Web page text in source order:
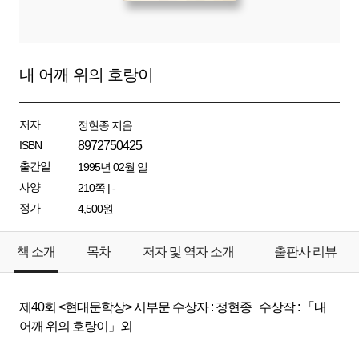
내 어깨 위의 호랑이
저자
정현종 지음
ISBN
8972750425
출간일
1995년 02월 일
사양
210쪽 | -
정가
4,500원
책 소개 목차 저자 및 역자 소개 출판사 리뷰
제40회 <현대문학상> 시부문 수상자 : 정현종 수상작 : 「내
어깨 위의 호랑이」외